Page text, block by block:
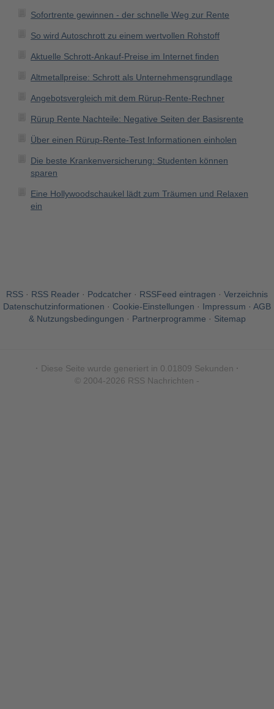
Sofortrente gewinnen - der schnelle Weg zur Rente
So wird Autoschrott zu einem wertvollen Rohstoff
Aktuelle Schrott-Ankauf-Preise im Internet finden
Altmetallpreise: Schrott als Unternehmensgrundlage
Angebotsvergleich mit dem Rürup-Rente-Rechner
Rürup Rente Nachteile: Negative Seiten der Basisrente
Über einen Rürup-Rente-Test Informationen einholen
Die beste Krankenversicherung: Studenten können
sparen
Eine Hollywoodschaukel lädt zum Träumen und Relaxen
ein
RSS · RSS Reader · Podcatcher · RSSFeed eintragen · Verzeichnis
Datenschutzinformationen · Cookie-Einstellungen · Impressum · AGB
& Nutzungsbedingungen · Partnerprogramme · Sitemap
· Diese Seite wurde generiert in 0.01809 Sekunden ·
© 2004-2026 RSS Nachrichten -